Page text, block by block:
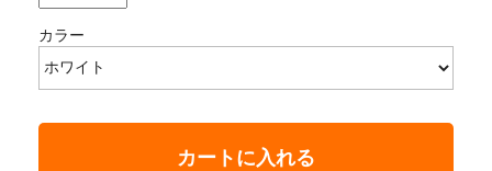
カラー
カートに入れる